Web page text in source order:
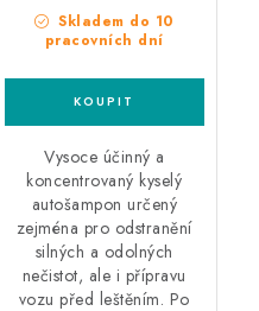
Skladem do 10
pracovních dní
Vysoce účinný a
koncentrovaný kyselý
autošampon určený
zejména pro odstranění
silných a odolných
nečistot, ale i přípravu
vozu před leštěním. Po